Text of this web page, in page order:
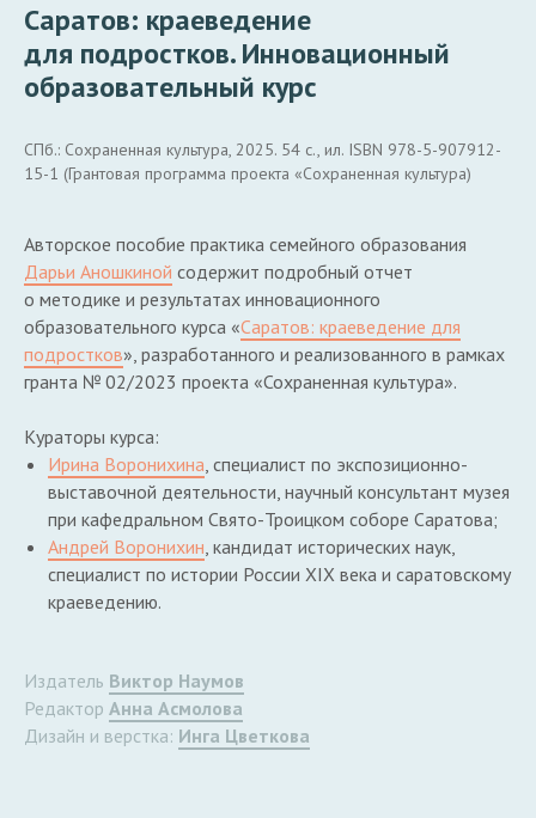
Саратов: краеведение
для подростков. Инновационный
образовательный курс
СПб.: Сохраненная культура, 2025. 54 с., ил. ISBN 978-5-907912-
15-1 (Грантовая программа проекта «Сохраненная культура)
Авторское пособие практика семейного образования
Дарьи Аношкиной содержит подробный отчет
о методике и результатах инновационного
образовательного курса «Саратов: краеведение для
подростков», разработанного и реализованного в рамках
гранта № 02/2023 проекта «Сохраненная культура».
Кураторы курса:
Ирина Воронихина, специалист по экспозиционно-
выставочной деятельности, научный консультант музея
при кафедральном Свято-Троицком соборе Саратова;
Андрей Воронихин, кандидат исторических наук,
специалист по истории России ХIХ века и саратовскому
краеведению.
Издатель Виктор Наумов
Редактор Анна Асмолова
Дизайн и верстка: Инга Цветкова